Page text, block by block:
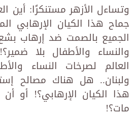
وتساءل الأزهر مستنكرًا: أين
جماح هذا الكيان الإرهابي
الجميع بالصمت ضد إرهاب
والنساء والأطفال بلا
العالم لصرخات النساء
ولبنان.. هل هناك مصالح
هذا الكيان الإرهابي؟! أو
مات؟!